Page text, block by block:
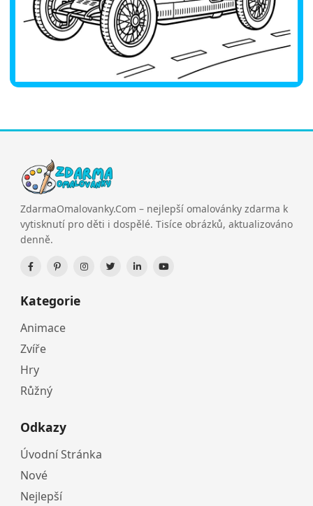
ZdarmaOmalovanky.Com – nejlepší omalovánky zdarma k
vytisknutí pro děti i dospělé. Tisíce obrázků, aktualizováno
denně.
Kategorie
Animace
Zvíře
Hry
Růžný
Odkazy
Úvodní Stránka
Nové
Nejlepší